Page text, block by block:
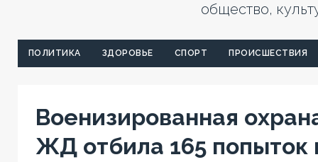
общество,
ПОЛИТИКА ЗДОРОВЬЕ СПОРТ ПРОИСШЕСТВИЯ
Военизированная
ЖД отбила 165 попыток